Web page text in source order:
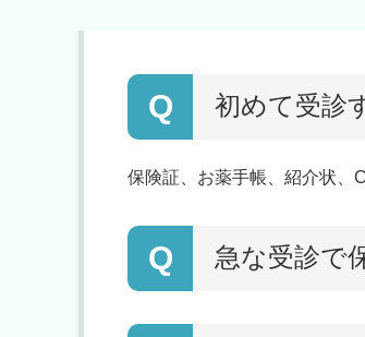
Q 初めて受診
保険証、お薬手帳、紹介状、
Q 急な受診で